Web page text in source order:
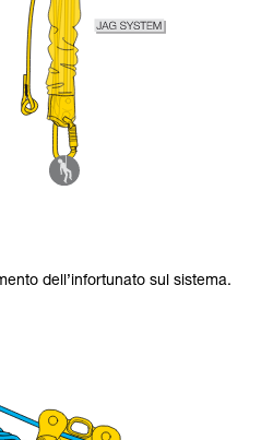
dell’infortunato sul sistema.